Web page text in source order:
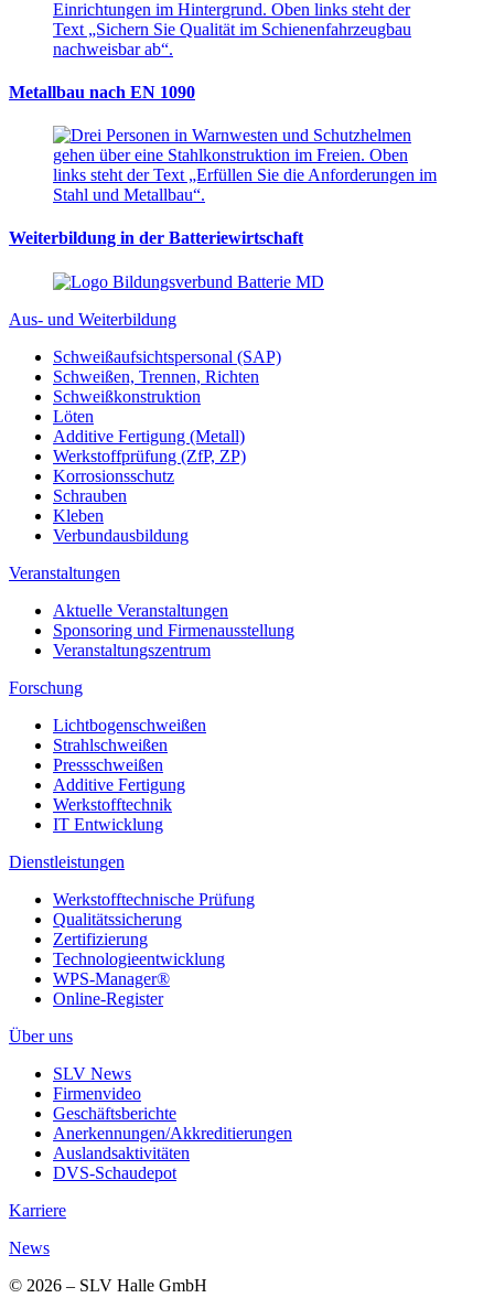
Metallbau nach EN 1090
Weiterbildung in der Batteriewirtschaft
Aus- und Weiterbildung
Schweißaufsichtspersonal (SAP)
Schweißen, Trennen, Richten
Schweißkonstruktion
Löten
Additive Fertigung (Metall)
Werkstoffprüfung (ZfP, ZP)
Korrosionsschutz
Schrauben
Kleben
Verbundausbildung
Veranstaltungen
Aktuelle Veranstaltungen
Sponsoring und Firmenausstellung
Veranstaltungszentrum
Forschung
Lichtbogenschweißen
Strahlschweißen
Pressschweißen
Additive Fertigung
Werkstofftechnik
IT Entwicklung
Dienstleistungen
Werkstofftechnische Prüfung
Qualitätssicherung
Zertifizierung
Technologieentwicklung
WPS-Manager®
Online-Register
Über uns
SLV News
Firmenvideo
Geschäftsberichte
Anerkennungen/Akkreditierungen
Auslandsaktivitäten
DVS-Schaudepot
Karriere
News
© 2026 – SLV Halle GmbH